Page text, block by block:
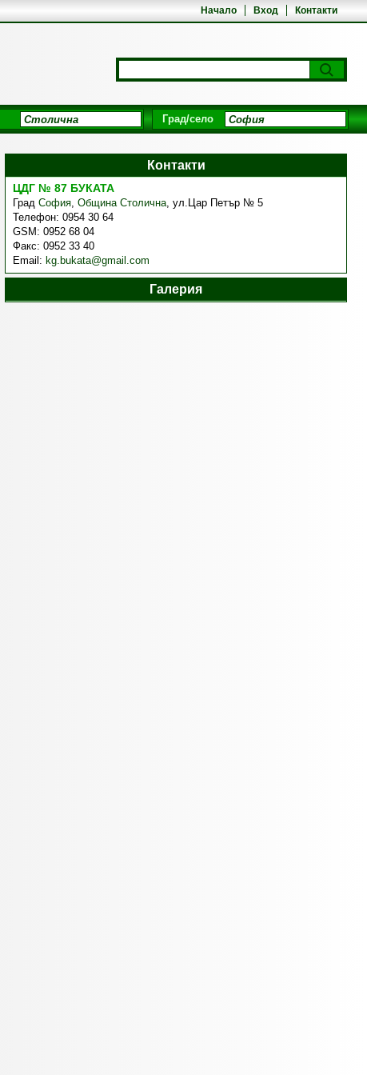
Начало Вход Контакти
Град/село
Контакти
ЦДГ № 87 БУКАТА
Град София, Община Столична, ул.Цар Петър № 5
Телефон: 0954 30 64
GSM: 0952 68 04
Факс: 0952 33 40
Email: kg.bukata@gmail.com
Галерия